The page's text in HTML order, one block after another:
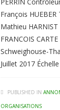
François HUEBER
Mathieu HARNIST
FRANCOIS
Schweighouse-
Juillet 2017
PUBLISHED IN
ORGANISATIONS